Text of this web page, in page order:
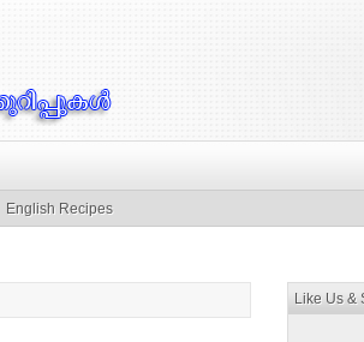
English Recipes
Like Us &